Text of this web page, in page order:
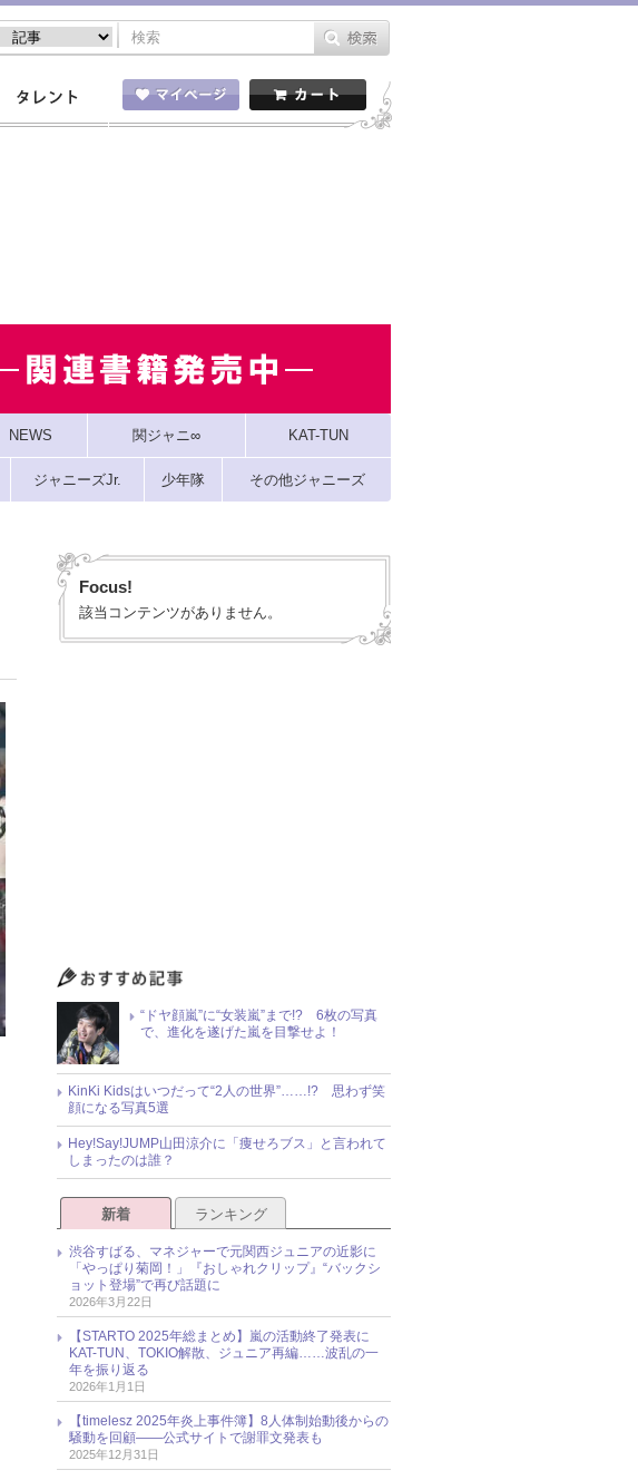
NEWS 関ジャニ∞ KAT-TUN
ジャニーズJr. 少年隊 その他ジャニーズ
Focus!
該当コンテンツがありません。
“ドヤ顔嵐”に“女装嵐”まで!? 6枚の写真
で、進化を遂げた嵐を目撃せよ！
KinKi Kidsはいつだって“2人の世界”……!? 思わず笑
顔になる写真5選
Hey!Say!JUMP山田涼介に「痩せろブス」と言われて
しまったのは誰？
新着 ランキング
渋谷すばる、マネジャーで元関西ジュニアの近影に
「やっぱり菊岡！」『おしゃれクリップ』“バックシ
ョット登場”で再び話題に
2026年3月22日
【STARTO 2025年総まとめ】嵐の活動終了発表に
KAT-TUN、TOKIO解散、ジュニア再編……波乱の一
年を振り返る
2026年1月1日
【timelesz 2025年炎上事件簿】8人体制始動後からの
騒動を回顧――公式サイトで謝罪文発表も
2025年12月31日